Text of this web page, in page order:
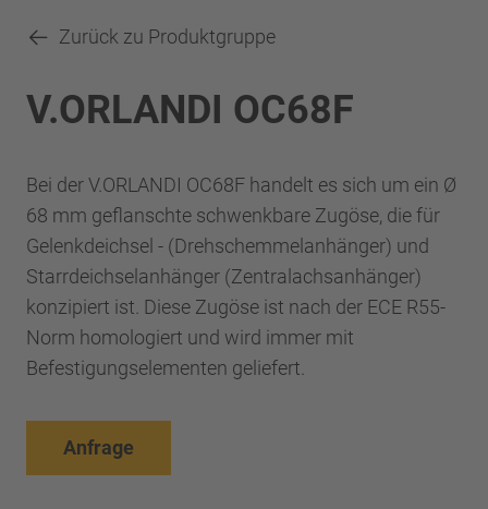
Zurück zu Produktgruppe
V.ORLANDI OC68F
Bei der V.ORLANDI OC68F handelt es sich um ein Ø
68 mm geflanschte schwenkbare Zugöse, die für
Gelenkdeichsel - (Drehschemmelanhänger) und
Starrdeichselanhänger (Zentralachsanhänger)
konzipiert ist. Diese Zugöse ist nach der ECE R55-
Norm homologiert und wird immer mit
Befestigungselementen geliefert.
Anfrage